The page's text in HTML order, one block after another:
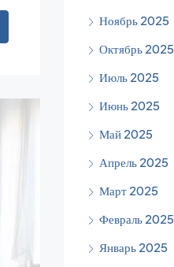
Ноябрь 2025
Октябрь 2025
Июль 2025
Июнь 2025
Май 2025
Апрель 2025
Март 2025
Февраль 2025
Январь 2025